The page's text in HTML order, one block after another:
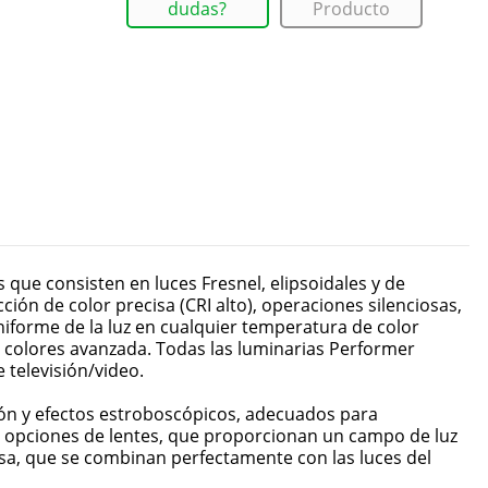
dudas? Producto
consisten en luces Fresnel, elipsoidales y de
de color precisa (CRI alto), operaciones silenciosas,
de la luz en cualquier temperatura de color
avanzada. Todas las luminarias Performer
televisión/video.
y efectos estroboscópicos, adecuados para
de lentes, que proporcionan un campo de luz
que se combinan perfectamente con las luces del